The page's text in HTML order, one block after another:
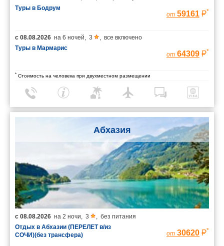
Туры в Бодрум
от 59161 *
с 08.08.2026 на 6 ночей, 3 , все включено
Туры в Мармарис
от 64309 *
* Стоимость на человека при двухместном размещении
Абхазия
с 08.08.2026 на 2 ночи, 3 , без питания
Отдых в Абхазии (ПЕРЕЛЕТ в/из
СОЧИ)(без трансфера)
от 30620 *